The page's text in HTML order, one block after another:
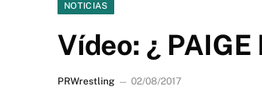
NOTICIAS
Vídeo: ¿ PAIGE
PRWrestling 02/08/2017